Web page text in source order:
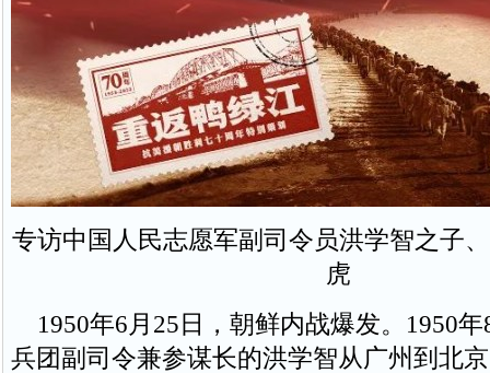
专访中国人民志愿军副司令员洪学智之子
虎
1950年6月25日，朝鲜内战爆发。1950年
兵团副司令兼参谋长的洪学智从广州到北